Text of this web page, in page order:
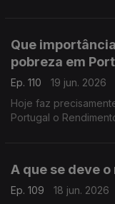
Que
pobreza em
Ep. 110
19 jun. 2026
Hoje faz
Portugal o
A que se deve
Ep. 109
18 jun. 2026